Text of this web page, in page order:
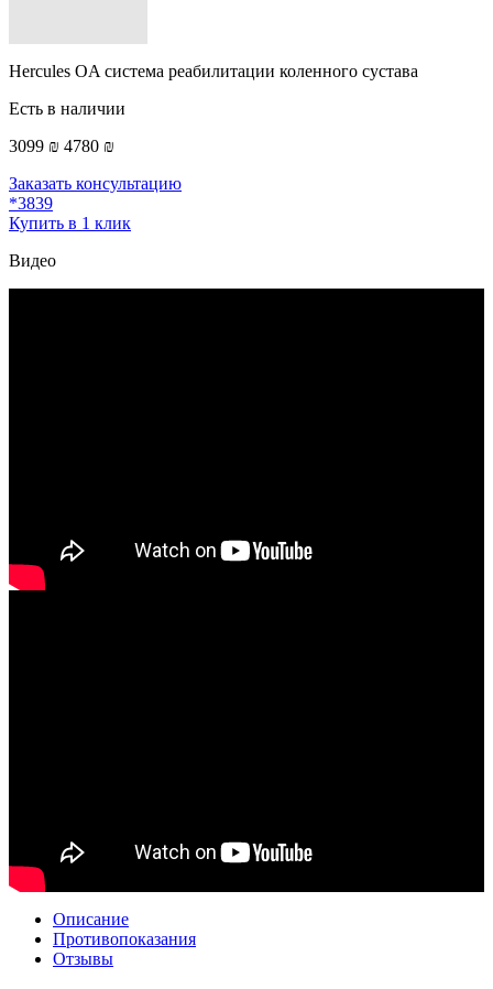
Hercules OA система реабилитации коленного сустава
Есть в наличии
3099 ₪ 4780 ₪
Заказать консультацию
*3839
Купить в 1 клик
Видео
Описание
Противопоказания
Отзывы